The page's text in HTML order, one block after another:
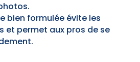
bien formulée évite les
et permet aux pros de se